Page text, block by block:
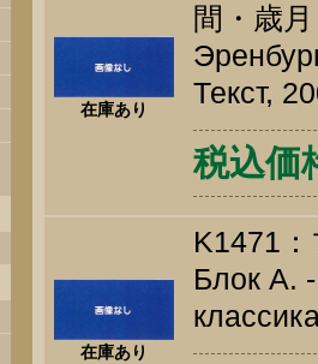
在庫あり
間・歳
Текст,
税込価
在庫あり
K1471
Блок А.